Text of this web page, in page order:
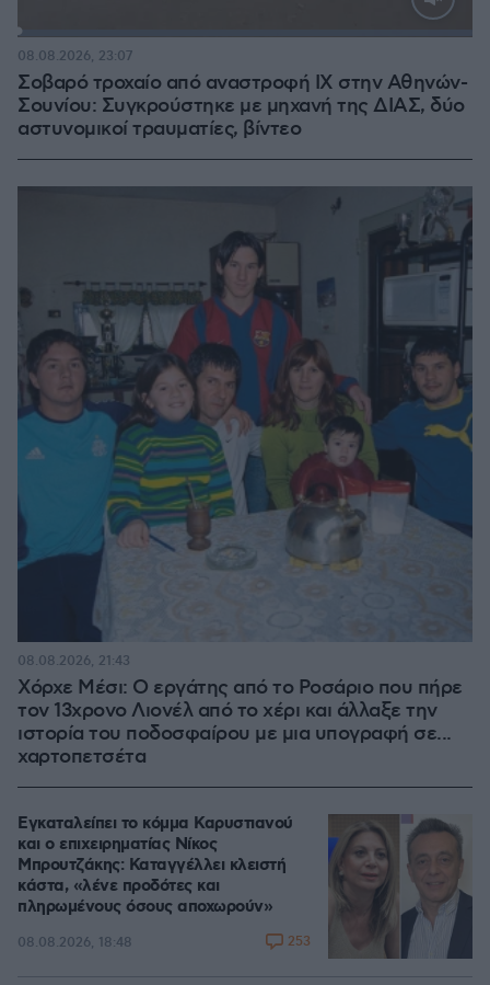
Σοβαρό τροχαίο από αναστροφή ΙΧ στην Αθηνών-
Σουνίου: Συγκρούστηκε με μηχανή της ΔΙΑΣ, δύο
αστυνομικοί τραυματίες, βίντεο
08.08.2026, 23:07
Χόρχε Μέσι: Ο εργάτης από το Ροσάριο που πήρε
τον 13χρονο Λιονέλ από το χέρι και άλλαξε την
ιστορία του ποδοσφαίρου με μια υπογραφή σε...
χαρτοπετσέτα
08.08.2026, 21:43
Εγκαταλείπει το κόμμα Καρυστιανού
και ο επιχειρηματίας Νίκος
Μπρουτζάκης: Καταγγέλλει κλειστή
κάστα, «λένε προδότες και
πληρωμένους όσους αποχωρούν»
08.08.2026, 18:48 253